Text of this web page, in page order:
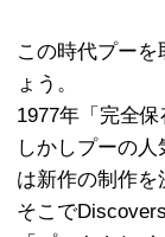
この時代プー
ょう。
1977年「完全
しかしプーの
は新作の制作を
そこで